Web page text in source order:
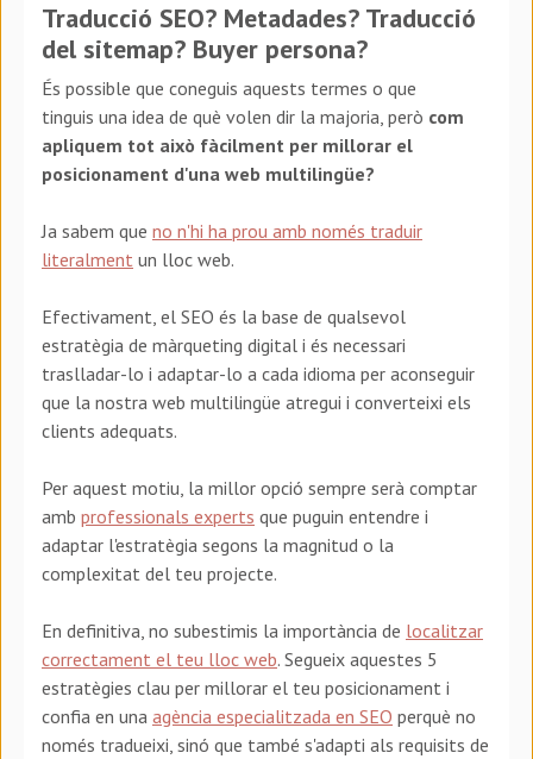
Traducció SEO? Metadades? Traducció
del sitemap? Buyer persona?
És possible que coneguis aquests termes o que
tinguis una idea de què volen dir la majoria, però com
apliquem tot això fàcilment per millorar el
posicionament d'una web multilingüe?
Ja sabem que no n'hi ha prou amb només traduir
literalment un lloc web.
Efectivament, el SEO és la base de qualsevol
estratègia de màrqueting digital i és necessari
traslladar-lo i adaptar-lo a cada idioma per aconseguir
que la nostra web multilingüe atregui i converteixi els
clients adequats.
Per aquest motiu, la millor opció sempre serà comptar
amb professionals experts que puguin entendre i
adaptar l'estratègia segons la magnitud o la
complexitat del teu projecte.
En definitiva, no subestimis la importància de localitzar
correctament el teu lloc web. Segueix aquestes 5
estratègies clau per millorar el teu posicionament i
confia en una agència especialitzada en SEO perquè no
només tradueixi, sinó que també s'adapti als requisits de